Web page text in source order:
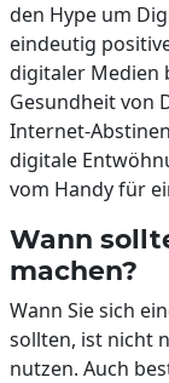
den Hype um
eindeutig
digitaler Medien
Gesundheit von
Internet-
digitale
vom Handy für
Wann
machen?
Wann Sie sich
sollten, ist nicht
nutzen. Auch